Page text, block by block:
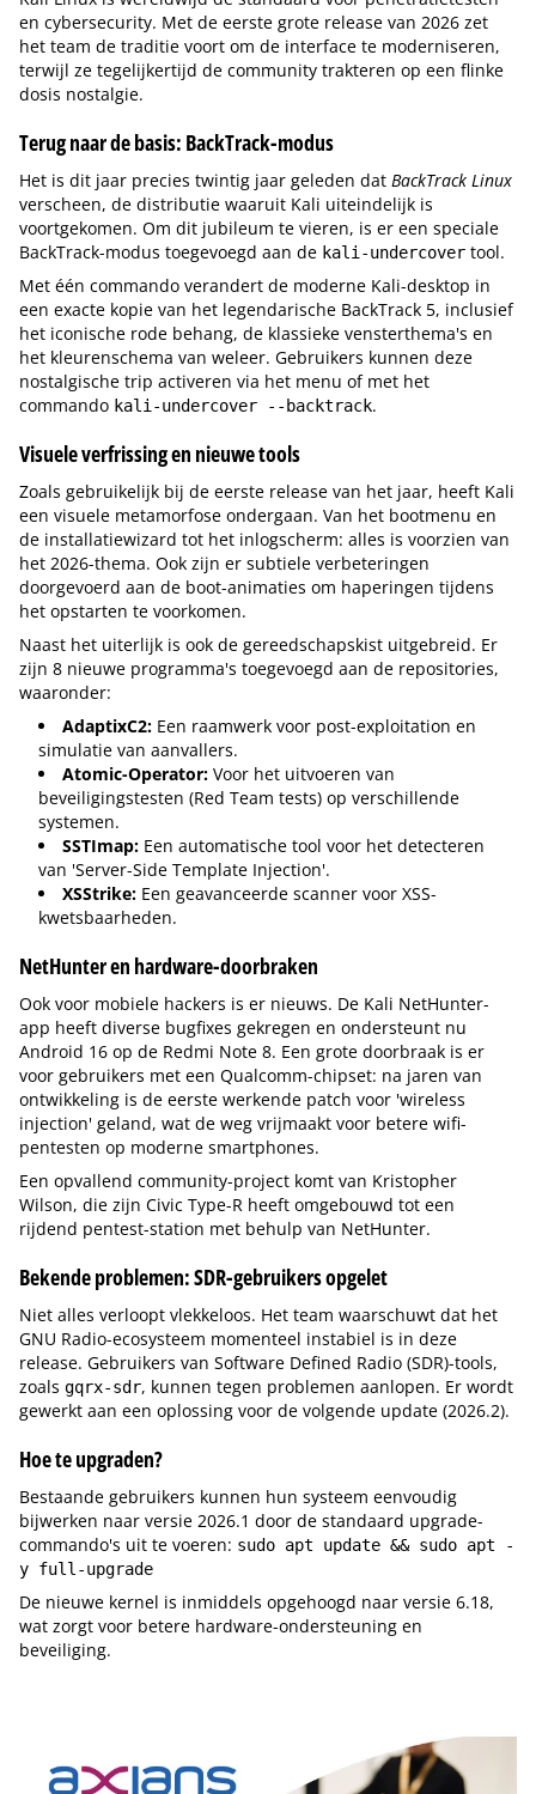
en cybersecurity. Met de eerste grote release van 2026 zet
het team de traditie voort om de interface te moderniseren,
terwijl ze tegelijkertijd de community trakteren op een flinke
dosis nostalgie.
Terug naar de basis: BackTrack-modus
Het is dit jaar precies twintig jaar geleden dat BackTrack Linux
verscheen, de distributie waaruit Kali uiteindelijk is
voortgekomen. Om dit jubileum te vieren, is er een speciale
BackTrack-modus toegevoegd aan de kali-undercover tool.
Met één commando verandert de moderne Kali-desktop in
een exacte kopie van het legendarische BackTrack 5, inclusief
het iconische rode behang, de klassieke vensterthema's en
het kleurenschema van weleer. Gebruikers kunnen deze
nostalgische trip activeren via het menu of met het
commando kali-undercover --backtrack.
Visuele verfrissing en nieuwe tools
Zoals gebruikelijk bij de eerste release van het jaar, heeft Kali
een visuele metamorfose ondergaan. Van het bootmenu en
de installatiewizard tot het inlogscherm: alles is voorzien van
het 2026-thema. Ook zijn er subtiele verbeteringen
doorgevoerd aan de boot-animaties om haperingen tijdens
het opstarten te voorkomen.
Naast het uiterlijk is ook de gereedschapskist uitgebreid. Er
zijn 8 nieuwe programma's toegevoegd aan de repositories,
waaronder:
AdaptixC2: Een raamwerk voor post-exploitation en
simulatie van aanvallers.
Atomic-Operator: Voor het uitvoeren van
beveiligingstesten (Red Team tests) op verschillende
systemen.
SSTImap: Een automatische tool voor het detecteren
van 'Server-Side Template Injection'.
XSStrike: Een geavanceerde scanner voor XSS-
kwetsbaarheden.
NetHunter en hardware-doorbraken
Ook voor mobiele hackers is er nieuws. De Kali NetHunter-
app heeft diverse bugfixes gekregen en ondersteunt nu
Android 16 op de Redmi Note 8. Een grote doorbraak is er
voor gebruikers met een Qualcomm-chipset: na jaren van
ontwikkeling is de eerste werkende patch voor 'wireless
injection' geland, wat de weg vrijmaakt voor betere wifi-
pentesten op moderne smartphones.
Een opvallend community-project komt van Kristopher
Wilson, die zijn Civic Type-R heeft omgebouwd tot een
rijdend pentest-station met behulp van NetHunter.
Bekende problemen: SDR-gebruikers opgelet
Niet alles verloopt vlekkeloos. Het team waarschuwt dat het
GNU Radio-ecosysteem momenteel instabiel is in deze
release. Gebruikers van Software Defined Radio (SDR)-tools,
zoals gqrx-sdr, kunnen tegen problemen aanlopen. Er wordt
gewerkt aan een oplossing voor de volgende update (2026.2).
Hoe te upgraden?
Bestaande gebruikers kunnen hun systeem eenvoudig
bijwerken naar versie 2026.1 door de standaard upgrade-
commando's uit te voeren: sudo apt update && sudo apt -
y full-upgrade
De nieuwe kernel is inmiddels opgehoogd naar versie 6.18,
wat zorgt voor betere hardware-ondersteuning en
beveiliging.